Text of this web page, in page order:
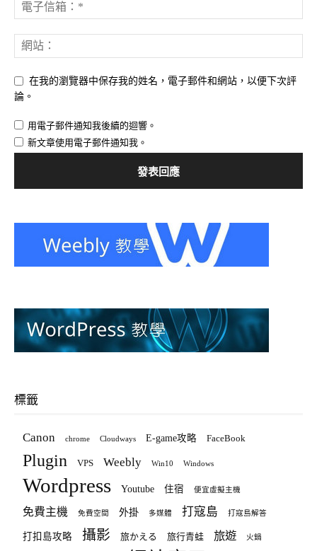
在我的瀏覽器中保存我的姓名，電子郵件和網站，以便下次評
論。
用電子郵件通知我後續的迴響。
新文章使用電子郵件通知我。
標籤
Canon chrome Cloudways E-game攻略 FaceBook
Plugin VPS Weebly Win10 Windows
Wordpress Youtube 住宿 便宜虛擬主機
免費主機 免費空間 外掛 多媒體 打寇島 打寇島解答
打扣島攻略 攝影 旅かえる 旅行青蛙 旅遊 火鍋